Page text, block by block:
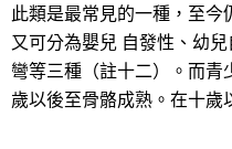
此類是最常見的一種，至
又可分為嬰兒 自發性、幼
彎等三種（註十二）。而
歲以後至骨骼成熟。在十歲